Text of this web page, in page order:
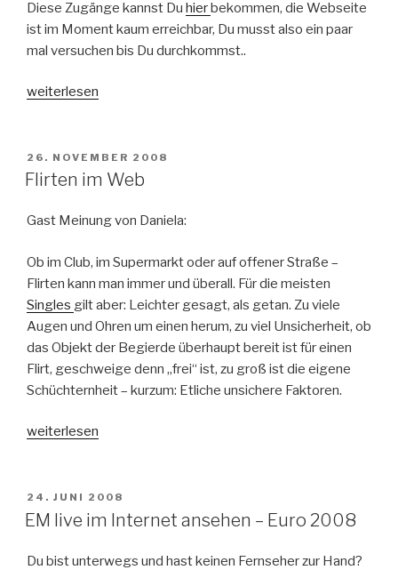
Diese Zugänge kannst Du hierbekommen, die Webseite
ist im Moment kaum erreichbar, Du musst also ein paar
mal versuchen bis Du durchkommst..
„Kostenlose
Anonymisierungsdienste“
weiterlesen
VERÖFFENTLICHT
AM
26. NOVEMBER 2008
Flirten im Web
Gast Meinung von Daniela:
Ob im Club, im Supermarkt oder auf offener Straße –
Flirten kann man immer und überall. Für die meisten
Singles gilt aber: Leichter gesagt, als getan. Zu viele
Augen und Ohren um einen herum, zu viel Unsicherheit, ob
das Objekt der Begierde überhaupt bereit ist für einen
Flirt, geschweige denn „frei“ ist, zu groß ist die eigene
Schüchternheit – kurzum: Etliche unsichere Faktoren.
„Flirten
weiterlesen
VERÖFFENTLICHT
AM
24. JUNI 2008
EM live im Internet ansehen – Euro 2008
Du bist unterwegs und hast keinen Fernseher zur Hand?